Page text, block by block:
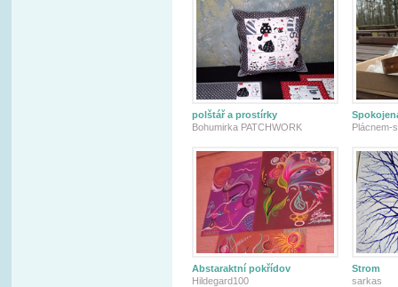
polštář a prostírky
Bohumirka PATCHWORK
Plácnem-
Abstaraktní pokřídov
Hildegard100
Strom
sarkas